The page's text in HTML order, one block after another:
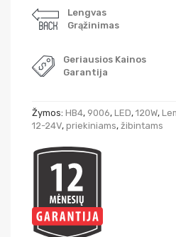
Lengvas
Grąžinimas
Geriausios Kainos
Garantija
Žymos: HB4, 9006, LED, 120W,
12-24V, priekiniams, žibintams